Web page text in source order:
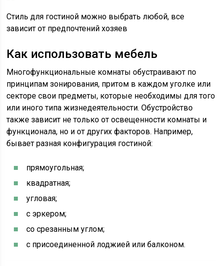
Стиль для гостиной можно выбрать любой, все
зависит от предпочтений хозяев
Как использовать мебель
Многофункциональные комнаты обустраивают по
принципам зонирования, притом в каждом уголке или
секторе свои предметы, которые необходимы для того
или иного типа жизнедеятельности. Обустройство
также зависит не только от освещенности комнаты и
функционала, но и от других факторов. Например,
бывает разная конфигурация гостиной:
прямоугольная;
квадратная;
угловая;
с эркером;
со срезанным углом;
с присоединенной лоджией или балконом.